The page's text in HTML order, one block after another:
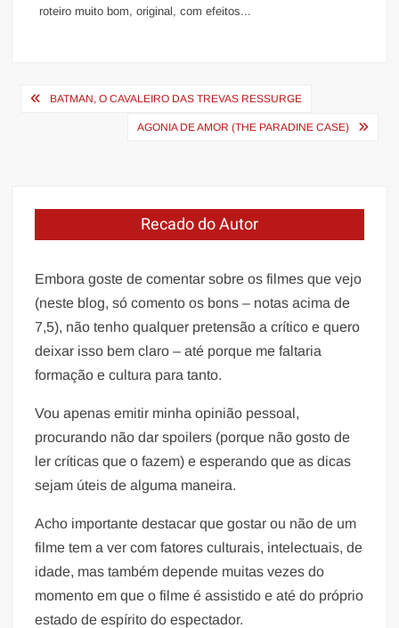
roteiro muito bom, original, com efeitos...
Navegação
BATMAN, O CAVALEIRO DAS TREVAS RESSURGE
AGONIA DE AMOR (THE PARADINE CASE)
Recado do Autor
Embora goste de comentar sobre os filmes que vejo
(neste blog, só comento os bons – notas acima de
7,5), não tenho qualquer pretensão a crítico e quero
deixar isso bem claro – até porque me faltaria
formação e cultura para tanto.
Vou apenas emitir minha opinião pessoal,
procurando não dar spoilers (porque não gosto de
ler críticas que o fazem) e esperando que as dicas
sejam úteis de alguma maneira.
Acho importante destacar que gostar ou não de um
filme tem a ver com fatores culturais, intelectuais, de
idade, mas também depende muitas vezes do
momento em que o filme é assistido e até do próprio
estado de espírito do espectador.